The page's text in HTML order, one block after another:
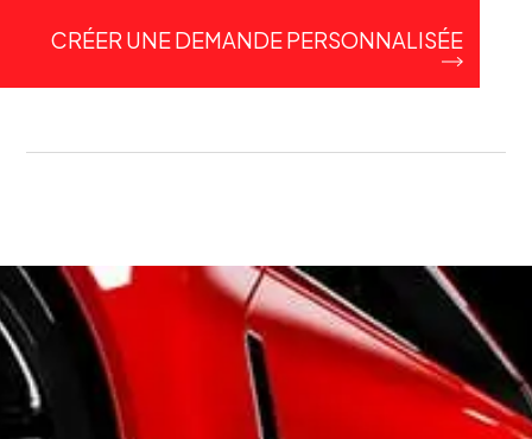
CRÉER UNE DEMANDE PERSONNALISÉE